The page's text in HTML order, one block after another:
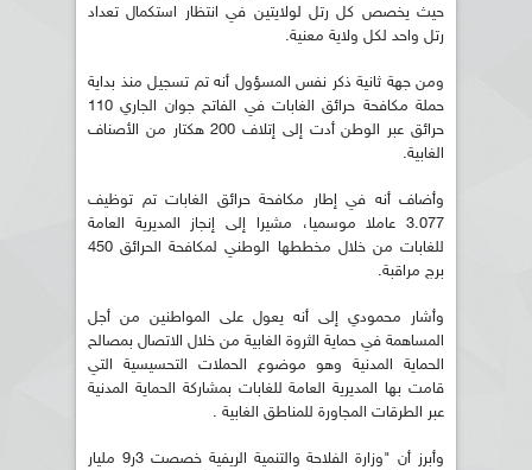
حيث يخصص كل رتل لولايتين في انتظار استكمال تعداد
رتل واحد لكل ولاية معنية.
ومن جهة ثانية ذكر نفس المسؤول أنه تم تسجيل منذ بداية
حملة مكافحة حرائق الغابات في الفاتح جوان الجاري 110
حرائق عبر الوطن أدت إلى إتلاف 200 هكتار من الأصناف
الغابية.
وأضاف أنه في إطار مكافحة حرائق الغابات تم توظيف
3.077 عاملا موسميا، مشيرا إلى إنجاز المديرية العامة
للغابات من خلال مخططها الوطني لمكافحة الحرائق 450
برج مراقبة.
وأشار محمودي إلى أنه يعول على المواطنين من أجل
المساهمة في حماية الثروة الغابية من خلال الاتصال بمصالح
الحماية المدنية وهو موضوع الحملات التحسيسية التي
قامت بها المديرية العامة للغابات بمشاركة الحماية المدنية
عبر الطرقات المجاورة للمناطق الغابية .
وأبرز أن "وزارة الفلاحة والتنمية الريفية خصصت 3ر9 مليار